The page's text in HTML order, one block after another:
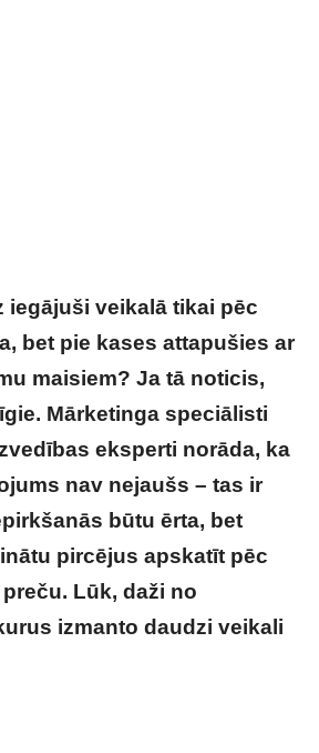
iegājuši veikalā tikai pēc
bet pie kases attapušies ar
maisiem? Ja tā noticis,
Mārketinga speciālisti
eksperti norāda, ka
nav nejaušs – tas ir
būtu ērta, bet
pircējus apskatīt pēc
Lūk, daži no
izmanto daudzi veikali